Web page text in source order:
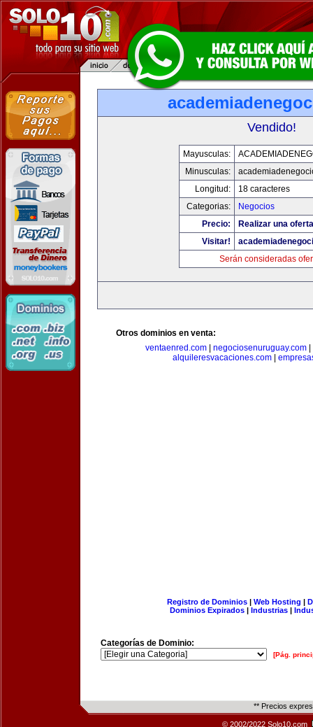
Vendido!
Mayusculas:
Minusculas:
Longitud:
18 caracteres
Categorias:
Negocios
Precio:
Realizar una
Visitar!
Serán consideradas
Otros dominios en venta:
ventaenred.com
negociosenuruguay.com
alquileresvacaciones.com|
Registro de Dominios| Web Hosting |
Dominios Expirados | Industrias |
Categorías de Dominio:
[Pág.
** Precios
© 2002/2022 Solo10.com